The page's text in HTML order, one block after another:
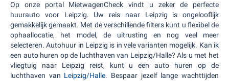
Op onze portal MietwagenCheck vindt u zeker de perfecte
huurauto voor Leipzig. Uw reis naar Leipzig is ongelooflijk
gemakkelijk gemaakt. Met de verschillende filters kunt u flexibel de
ophaallocatie, het model, de uitrusting en nog veel meer
selecteren. Autohuur in Leipzig is in vele varianten mogelijk. Kan ik
een auto huren op de luchthaven van Leipzig/Halle? Als u met het
vliegtuig naar Leipzig reist, kunt u een auto huren op de
luchthaven van Leipzig/Halle. Bespaar jezelf lange wachttijden